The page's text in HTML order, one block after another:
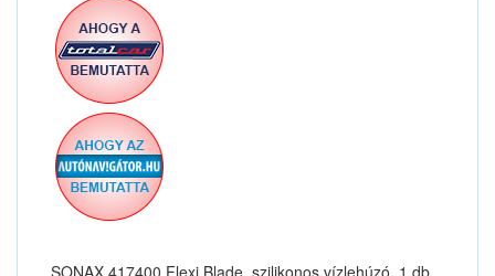
SONAX 417400 Flexi Blade, szilikonos vízlehúzó, 1 db